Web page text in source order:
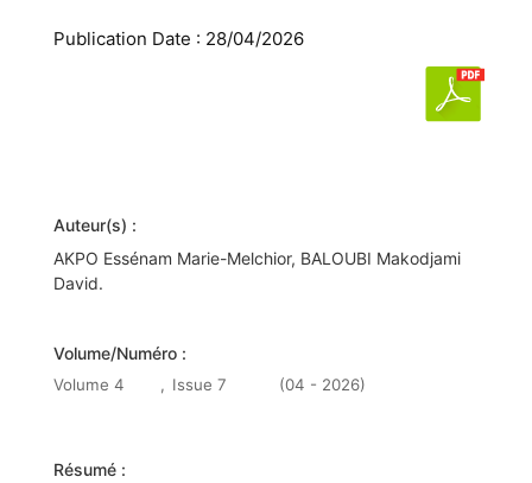
Publication Date : 28/04/2026
Auteur(s) :
AKPO Essénam Marie-Melchior, BALOUBI Makodjami
David.
Volume/Numéro :
Volume 4 , Issue 7 (04 - 2026)
Résumé :